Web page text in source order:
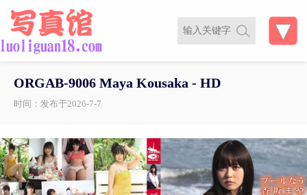
ORGAB-9006 Maya Kousaka - HD
时间：发布于2026-7-7